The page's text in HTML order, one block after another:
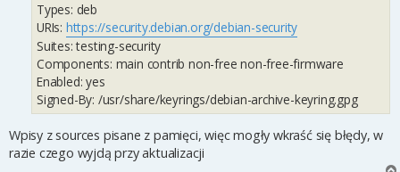
Types: deb
URIs: https://security.debian.org/debian-security
Suites: testing-security
Components: main contrib non-free non-free-firmware
Enabled: yes
Signed-By: /usr/share/keyrings/debian-archive-keyring.gpg
Wpisy z sources pisane z pamięci, więc mogły wkraść się błędy, w
razie czego wyjdą przy aktualizacji